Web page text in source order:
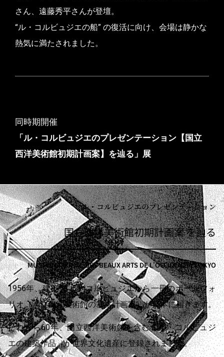
さん、遠藤秀平さんが登壇。
“ル・コルビュジエの船” の復活に向け、会場は静かな
熱気に満たされました。
同時期開催
「ル・コルビュジエのプレゼンテーション【国立
西洋美術館初期計画案】を辿る」展
ル・コルビュジエのプレゼンテーション
国立西洋美術館初期計画案 を辿る
MUSSE NATIONAL DES BEAUX ARTS DE L'OCCIDENT A TOKYO
1956年、建築家 ル・コルビュジエから一冊のポートフォ
リオ（国立西洋美術館の基本計画案）が日本に届きます。
それから60年、国立西洋美術館を含む「ル・コルビュジ
エの建築作品」が世界文化遺産に登録されました。